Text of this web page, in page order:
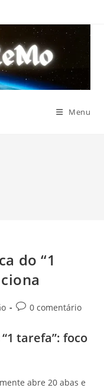
Menu
do “1
Comentários
post:
0 comentário
tarefa”: foco
abre 20 abas e